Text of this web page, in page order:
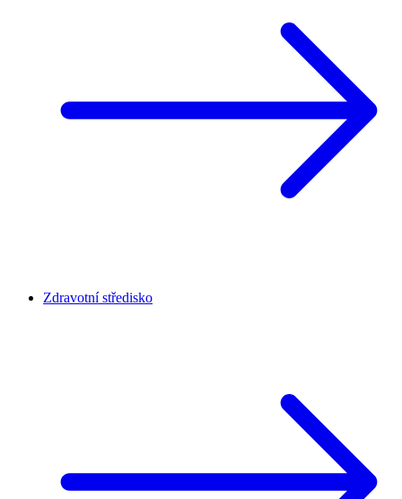
Zdravotní středisko